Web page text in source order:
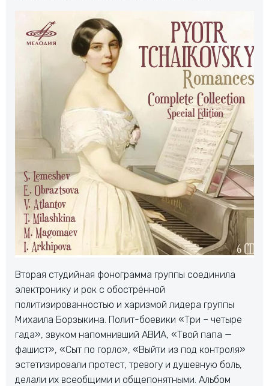
Вторая студийная фонограмма группы соединила
электронику и рок с обострённой
политизированностью и харизмой лидера группы
Михаила Борзыкина. Полит-боевики «Три – четыре
гада», звуком напомнивший АВИА, «Твой папа —
фашист», «Сыт по горло», «Выйти из под контроля»
эстетизировали протест, тревогу и душевную боль,
делали их всеобщими и общепонятными. Альбом